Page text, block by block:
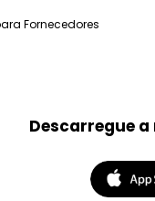
Fornecedores
Descarregue